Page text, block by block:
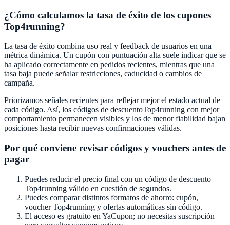
¿Cómo calculamos la tasa de éxito de los cupones
Top4running?
La tasa de éxito combina uso real y feedback de usuarios en una
métrica dinámica. Un cupón con puntuación alta suele indicar que se
ha aplicado correctamente en pedidos recientes, mientras que una
tasa baja puede señalar restricciones, caducidad o cambios de
campaña.
Priorizamos señales recientes para reflejar mejor el estado actual de
cada código. Así, los códigos de descuentoTop4running con mejor
comportamiento permanecen visibles y los de menor fiabilidad bajan
posiciones hasta recibir nuevas confirmaciones válidas.
Por qué conviene revisar códigos y vouchers antes de
pagar
Puedes reducir el precio final con un código de descuento
Top4running válido en cuestión de segundos.
Puedes comparar distintos formatos de ahorro: cupón,
voucherTop4running y ofertas automáticas sin código.
El acceso es gratuito en YaCupon; no necesitas suscripción